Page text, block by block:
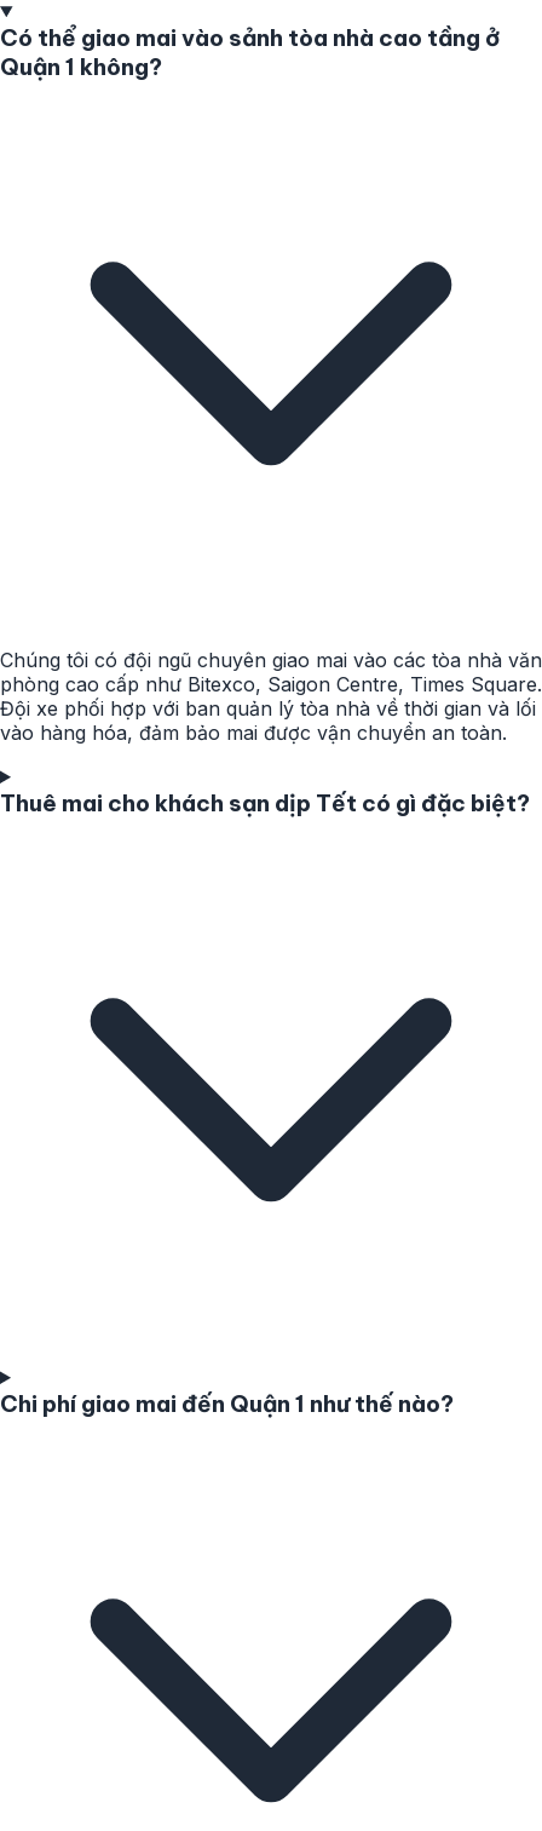
Có thể giao mai vào sảnh tòa nhà cao tầng ở
Quận 1 không?
Chúng tôi có đội ngũ chuyên giao mai vào các tòa nhà văn
phòng cao cấp như Bitexco, Saigon Centre, Times Square.
Đội xe phối hợp với ban quản lý tòa nhà về thời gian và lối
vào hàng hóa, đảm bảo mai được vận chuyển an toàn.
Thuê mai cho khách sạn dịp Tết có gì đặc biệt?
Chi phí giao mai đến Quận 1 như thế nào?